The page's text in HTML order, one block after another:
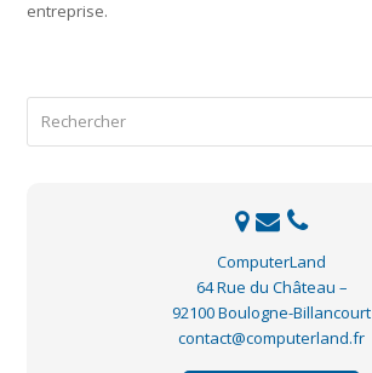
entreprise.
ComputerLand
64 Rue du Château –
92100 Boulogne-Billancourt
contact@computerland.fr